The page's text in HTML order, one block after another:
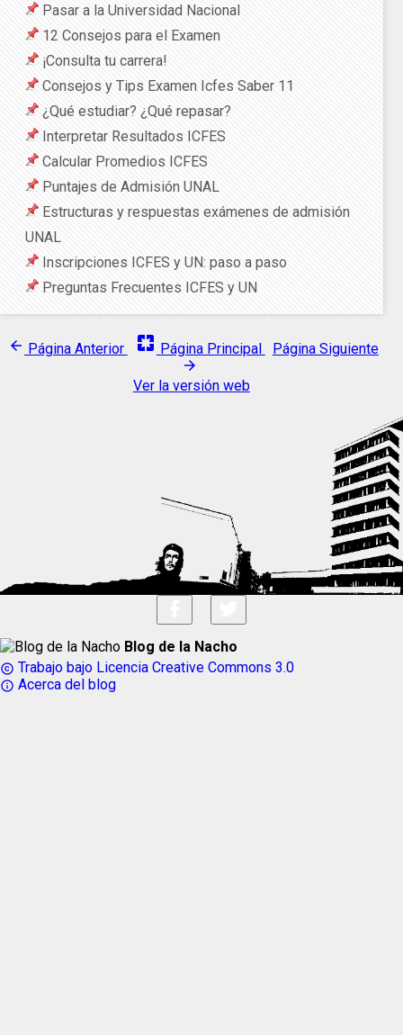
Pasar a la Universidad Nacional
12 Consejos para el Examen
¡Consulta tu carrera!
Consejos y Tips Examen Icfes Saber 11
¿Qué estudiar? ¿Qué repasar?
Interpretar Resultados ICFES
Calcular Promedios ICFES
Puntajes de Admisión UNAL
Estructuras y respuestas exámenes de admisión
UNAL
Inscripciones ICFES y UN: paso a paso
Preguntas Frecuentes ICFES y UN
arrow_back Página Anterior pages Página Principal Página Siguiente
arrow_forward
Ver la versión web
Blog de la Nacho
copyright Trabajo bajo Licencia Creative Commons 3.0
info_outline Acerca del blog